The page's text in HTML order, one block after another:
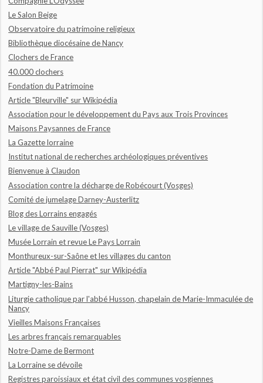
Le Salon Beige
Observatoire du patrimoine religieux
Bibliothèque diocésaine de Nancy
Clochers de France
40.000 clochers
Fondation du Patrimoine
Article "Bleurville" sur Wikipédia
Association pour le développement du Pays aux Trois Provinces
Maisons Paysannes de France
La Gazette lorraine
Institut national de recherches archéologiques préventives
Bienvenue à Claudon
Association contre la décharge de Robécourt (Vosges)
Comité de jumelage Darney-Austerlitz
Blog des Lorrains engagés
Le village de Sauville (Vosges)
Musée Lorrain et revue Le Pays Lorrain
Monthureux-sur-Saône et les villages du canton
Article "Abbé Paul Pierrat" sur Wikipédia
Martigny-les-Bains
Liturgie catholique par l'abbé Husson, chapelain de Marie-Immaculée de
Nancy
Vieilles Maisons Françaises
Les arbres français remarquables
Notre-Dame de Bermont
La Lorraine se dévoile
Registres paroissiaux et état civil des communes vosgiennes